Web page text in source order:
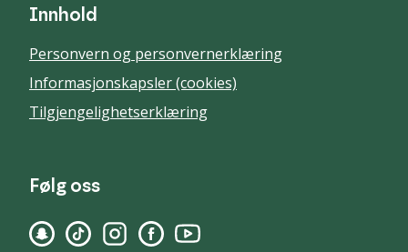
Innhold
Personvern og personvernerklæring
Informasjonskapsler (cookies)
Tilgjengelighetserklæring
Følg oss